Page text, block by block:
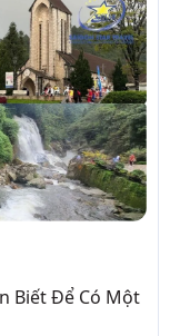
Biết Để Có Một